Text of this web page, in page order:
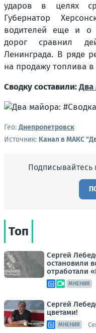
ударов в целях
Губернатор
водителей еще и о
дорог сравнил
Ленинграда. В ряде
на продажу топлива в
Сводку составили:Два
Гео:Днепропетровск
Источник: Канал в МАКС
Подписывайтесь
Топ
Сергей
остановили
отработали
МНЕНИЯ
Сергей
цветами!
МНЕНИЯ